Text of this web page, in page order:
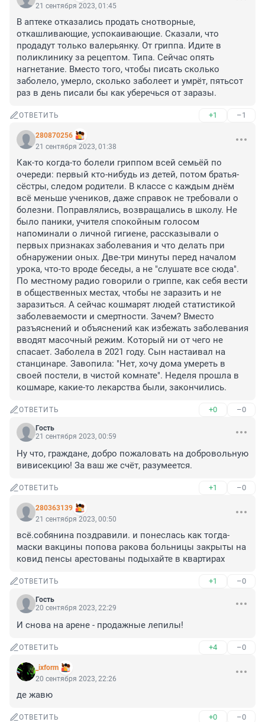
21 сентября 2023, 01:45
В аптеке отказались продать снотворные,
откашливающие, успокаивающие. Сказали, что
продадут только валерьянку. От гриппа. Идите в
поликлинику за рецептом. Типа. Сейчас опять
нагнетание. Вместо того, чтобы писать сколько
заболело, умерло, сколько заболеет и умрёт, пятьсот
раз в день писали бы как уберечься от заразы.
ОТВЕТИТЬ +1 –1
280870256
21 сентября 2023, 01:38
Как-то когда-то болели гриппом всей семьёй по
очереди: первый кто-нибудь из детей, потом братья-
сёстры, следом родители. В классе с каждым днём
всё меньше учеников, даже справок не требовали о
болезни. Поправлялись, возвращались в школу. Не
было паники, учителя спокойным голосом
напоминали о личной гигиене, рассказывали о
первых признаках заболевания и что делать при
обнаружении оных. Две-три минуты перед началом
урока, что-то вроде беседы, а не "слушате все сюда".
По местному радио говорили о гриппе, как себя вести
в общественных местах, чтобы не заразить и не
заразиться. А сейчас кошмарят людей статистикой
заболеваемости и смертности. Зачем? Вместо
разъяснений и объяснений как избежать заболевания
вводят масочный режим. Который ни от чего не
спасает. Заболела в 2021 году. Сын настаивал на
станцинаре. Завопила: "Нет, хочу дома умереть в
своей постели, в чистой комнате". Неделя прошла в
кошмаре, какие-то лекарства были, закончились.
ОТВЕТИТЬ +0 –0
Гость
21 сентября 2023, 00:59
Ну что, граждане, добро пожаловать на добровольную
вивисекцию! За ваш же счёт, разумеется.
ОТВЕТИТЬ +1 –0
280363139
21 сентября 2023, 00:50
всё.собянина поздравили. и понеслась как тогда-
маски вакцины попова ракова больницы закрыты на
ковид пенсы арестованы подыхайте в квартирах
ОТВЕТИТЬ +1 –0
Гость
20 сентября 2023, 22:29
И снова на арене - продажные лепилы!
ОТВЕТИТЬ +4 –0
_ixform
20 сентября 2023, 22:26
де жавю
ОТВЕТИТЬ +0 –0